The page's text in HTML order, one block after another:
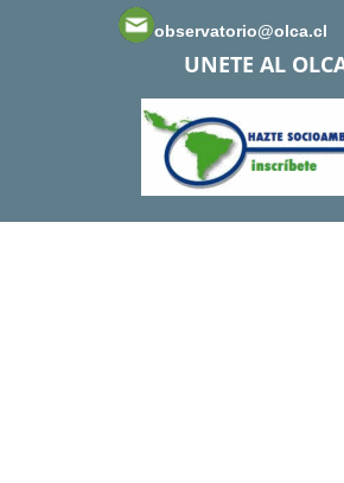
observatorio@olca.cl
UNETE AL